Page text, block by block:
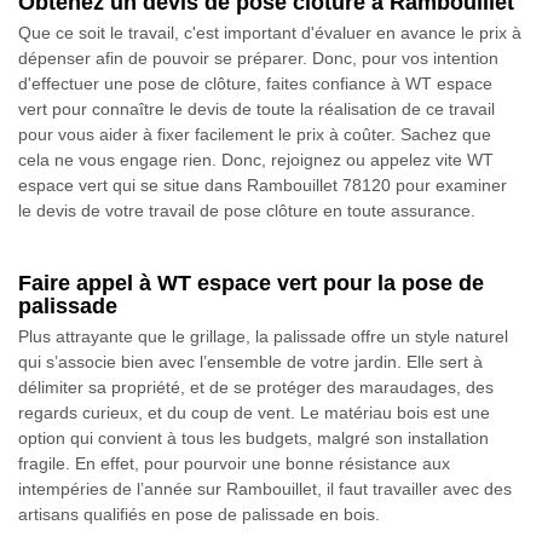
Que ce soit le travail, c'est important d'évaluer en avance le prix à
dépenser afin de pouvoir se préparer. Donc, pour vos intention
d'effectuer une pose de clôture, faites confiance à WT espace
vert pour connaître le devis de toute la réalisation de ce travail
pour vous aider à fixer facilement le prix à coûter. Sachez que
cela ne vous engage rien. Donc, rejoignez ou appelez vite WT
espace vert qui se situe dans Rambouillet 78120 pour examiner
le devis de votre travail de pose clôture en toute assurance.
Faire appel à WT espace vert pour la pose de
palissade
Plus attrayante que le grillage, la palissade offre un style naturel
qui s’associe bien avec l’ensemble de votre jardin. Elle sert à
délimiter sa propriété, et de se protéger des maraudages, des
regards curieux, et du coup de vent. Le matériau bois est une
option qui convient à tous les budgets, malgré son installation
fragile. En effet, pour pourvoir une bonne résistance aux
intempéries de l’année sur Rambouillet, il faut travailler avec des
artisans qualifiés en pose de palissade en bois.